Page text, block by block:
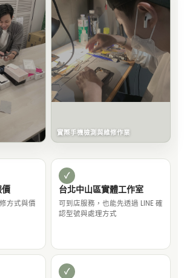
實際手機檢測與維修作業
方式與價
✓
台北中山區實體工作室
可到店服務，也能先透過 LINE 確
認型號與處理方式
✓